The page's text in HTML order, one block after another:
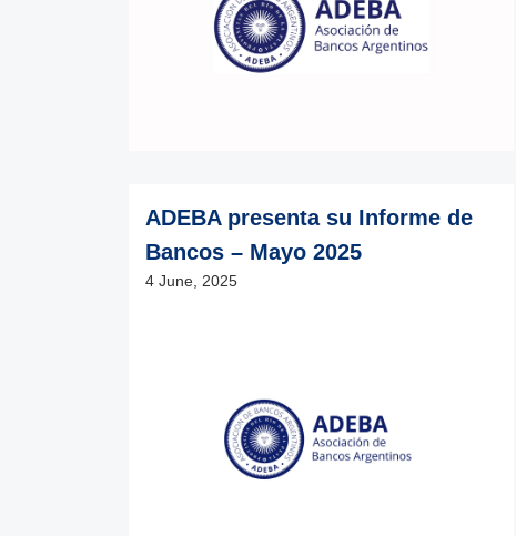
ADEBA presenta su Informe de
Bancos – Mayo 2025
4 June, 2025